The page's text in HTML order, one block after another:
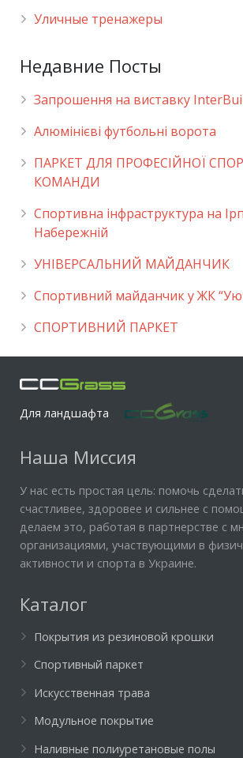
Уличные тренажеры
Недавние Посты
Запрошення на виставку
Алюмінієві футбольні ворота
ПАРКЕТ ДЛЯ ПРОФЕСІЙНОЇ
КОМАНДИ
Спортивна інфраструктура на
Набережній
УНІВЕРСАЛЬНИЙ МАЙДАНЧИК
Cпортивний майданчик у ЖК
СПОРТИВНИЙ ПАРКЕТ
Для ландшафта
Наша Миссия
У нас есть простая цель: помочь
счастливее, здоровее и сильнее с
делаем это, работая в партнерстве с
организациями, участвующими в
активности и спорта в Украине.
Каталог
Покрытия из резиновой крошки
Спортивный паркет
Искусственная трава
Модульное покрытие
Наливные полиуретановые полы